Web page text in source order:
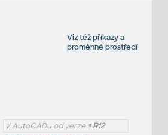
Viz téžpříkazya
proměnné prostředí
V AutoCADu od verze≤ R12